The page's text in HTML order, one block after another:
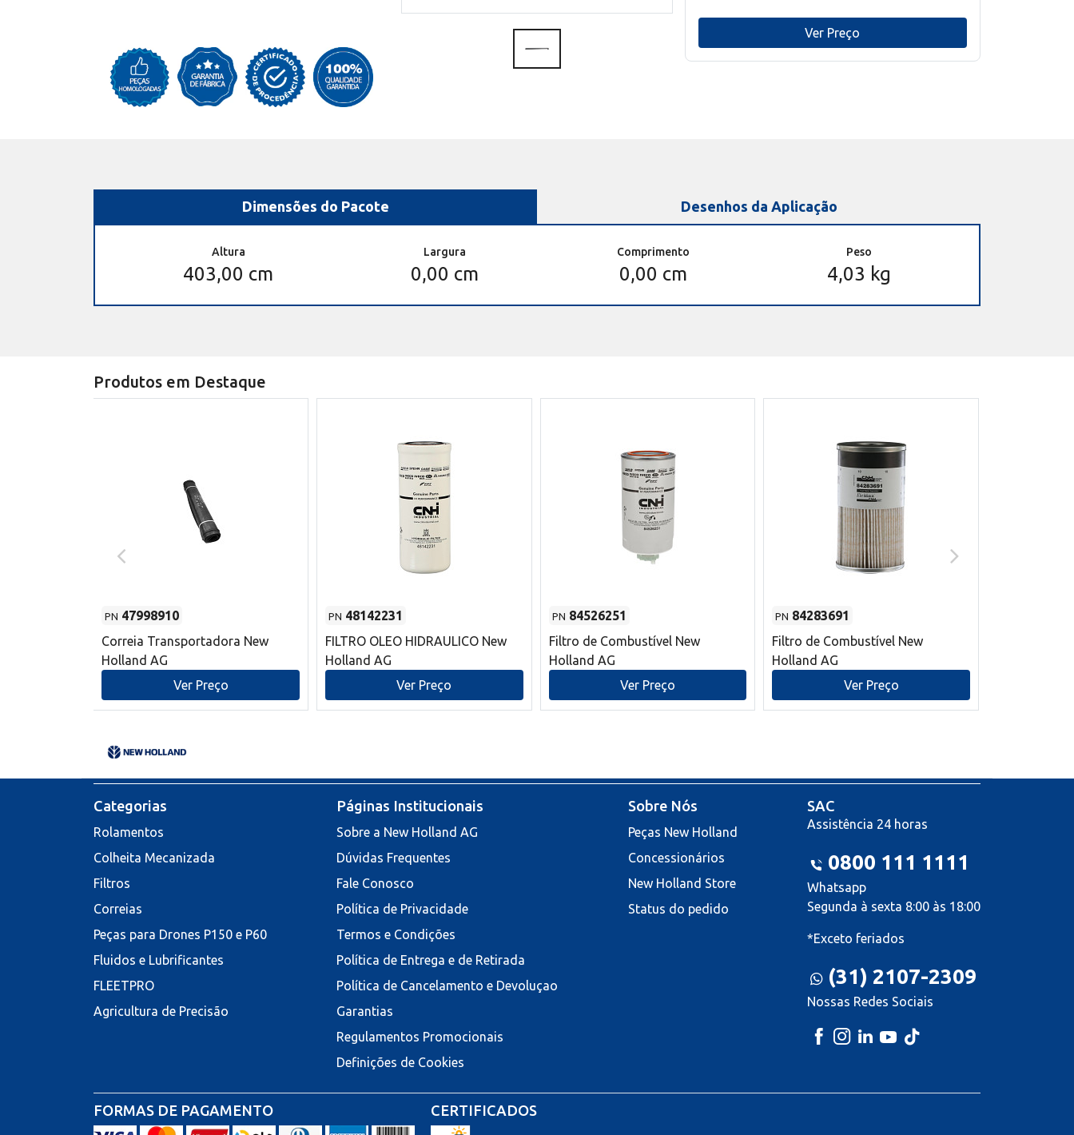
Ver Preço
Dimensões do Pacote Desenhos da Aplicação
Altura
403,00 cm
Largura
0,00 cm
Comprimento
0,00 cm
Peso
4,03 kg
Produtos em Destaque
PN 47998910
Correia Transportadora New
Holland AG
Ver Preço
PN 48142231
FILTRO OLEO HIDRAULICO New
Holland AG
Ver Preço
PN 84526251
Filtro de Combustível New
Holland AG
Ver Preço
PN 84283691
Filtro de Combustível New
Holland AG
Ver Preço
Categorias
Rolamentos
Colheita Mecanizada
Filtros
Correias
Peças para Drones P150 e P60
Fluidos e Lubrificantes
FLEETPRO
Agricultura de Precisão
Páginas Institucionais
Sobre a New Holland AG
Dúvidas Frequentes
Fale Conosco
Política de Privacidade
Termos e Condições
Política de Entrega e de Retirada
Política de Cancelamento e Devoluçao
Garantias
Regulamentos Promocionais
Definições de Cookies
Sobre Nós
Peças New Holland
Concessionários
New Holland Store
Status do pedido
SAC
Assistência 24 horas
0800 111 1111
Whatsapp
Segunda à sexta 8:00 às 18:00
*Exceto feriados
(31) 2107-2309
Nossas Redes Sociais
FORMAS DE PAGAMENTO CERTIFICADOS